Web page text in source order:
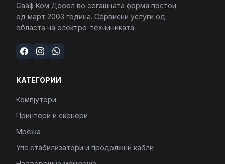
Сааф Ком Дооел во сегашната форма постои
од март 2003 година. Сервисни услуги од
областа на електро-техниниката.
КАТЕГОРИИ
Компјутери
Принтери и скенери
Мрежа
Упс стабилизатори и продолжни кабли